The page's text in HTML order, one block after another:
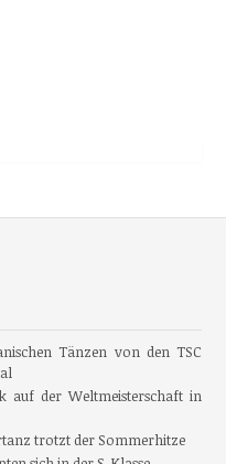
Tänzen von den TSC
auf der Weltmeisterschaft in
trotzt der Sommerhitze